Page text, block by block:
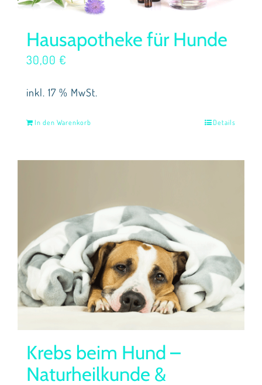
Hausapotheke für Hunde
30,00 €
inkl. 17 % MwSt.
In den Warenkorb Details
Krebs beim Hund –
Naturheilkunde &